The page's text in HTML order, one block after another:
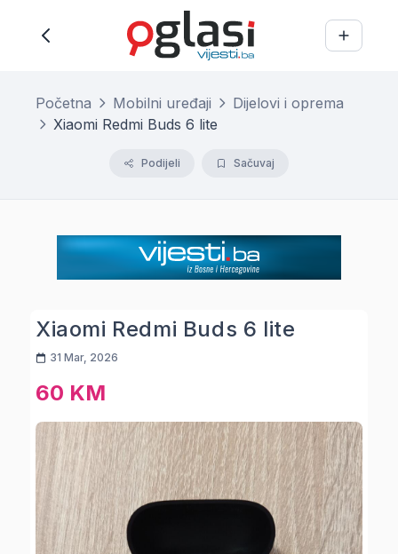
Početna Mobilni uređaji
Dijelovi i oprema
Xiaomi Redmi Buds 6 lite
Podijeli Sačuvaj
Xiaomi Redmi Buds 6 lite
31 Mar, 2026
60 KM